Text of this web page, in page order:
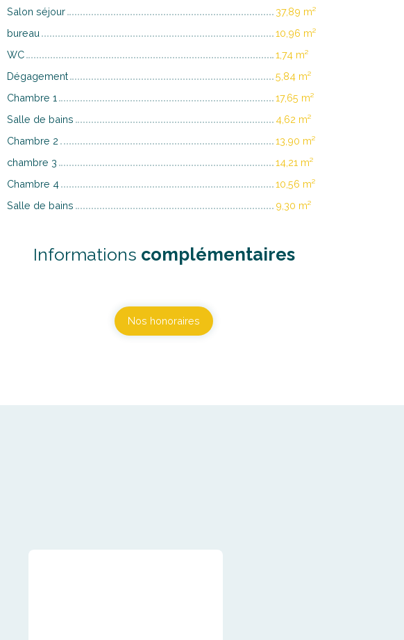
Salon séjour
37,89 m²
bureau
10,96 m²
WC
1,74 m²
Dégagement
5,84 m²
Chambre 1
17,65 m²
Salle de bains
4,62 m²
Chambre 2
13,90 m²
chambre 3
14,21 m²
Chambre 4
10,56 m²
Salle de bains
9,30 m²
Informations complémentaires
Nos honoraires